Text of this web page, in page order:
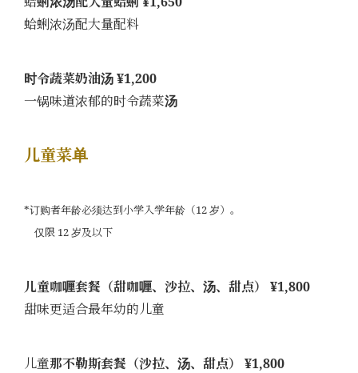
蛤蜊浓汤配大量配料
时令蔬菜奶油汤 ¥1,200
一锅味道浓郁的时令蔬菜汤
儿童菜单
*订购者年龄必须达到小学入学年龄（12 岁）。
仅限 12 岁及以下
儿童咖喱套餐（甜咖喱、沙拉、汤、甜点） ¥1,800
甜味更适合最年幼的儿童
儿童那不勒斯套餐（沙拉、汤、甜点） ¥1,800